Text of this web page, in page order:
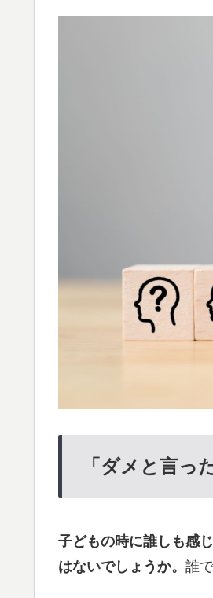
「ダメと言っ
子どもの時に誰しも感
はないでしょうか。 誰